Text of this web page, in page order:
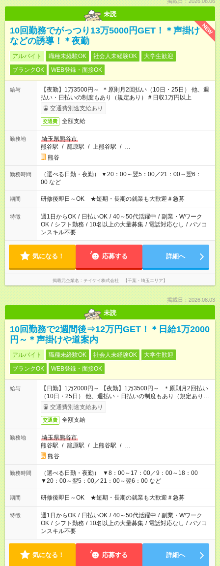
未読
NEW
10回勤務でがっつり13万5000円GET！＊声掛け
などの誘導！＊夜勤
アルバイト 職種未経験OK 社会人未経験OK
大学生歓迎
ブランクOK
WEB登録・面接OK
給与
【夜勤】1万3500円～ ＊原則月2回払い（10日・25日） 他、週
払い・日払いの制度もあり（規定あり）＃日収1万円以上
交通費別途支給あり
交通費 全額支給
勤務地
埼玉県熊谷市
熊谷駅 / 籠原駅 / 上熊谷駅 / …
熊谷
勤務時間
（選べる日勤・夜勤） ▼20：00～翌5：00／21：00～翌6：
00 など
期間 研修後即日～OK ★短期・長期の就業も大歓迎＃急募
特徴 週1日からOK / 日払いOK / 40～50代活躍中 / 副業・Wワーク
OK / シフト勤務 / 10名以上の大量募集 / 電話対応なし / パソコ
ンスキル不要
気になる！ 応募する 詳細へ
掲載元企業名 テイケイ株式会社 【千葉・埼玉エリア】
掲載日：2026.08.03
未読
10回勤務で2週間後⇒12万円GET！＊日給1万2000
円～＊声掛けや道案内
アルバイト 職種未経験OK 社会人未経験OK
大学生歓迎
ブランクOK
WEB登録・面接OK
給与
【日勤】1万2000円～ 【夜勤】1万3500円～ ＊原則月2回払い
（10日・25日） 他、週払い・日払いの制度もあり（規定あり）
＃日収1万円以上
交通費別途支給あり
交通費 全額支給
勤務地
埼玉県熊谷市
熊谷駅 / 籠原駅 / 上熊谷駅 / …
熊谷
勤務時間
（選べる日勤・夜勤） ▼8：00～17：00／9：00～18：00
▼20：00～翌5：00／21：00～翌6：00 など
期間 研修後即日～OK ★短期・長期の就業も大歓迎＃急募
特徴 週1日からOK / 日払いOK / 40～50代活躍中 / 副業・Wワーク
OK / シフト勤務 / 10名以上の大量募集 / 電話対応なし / パソコ
ンスキル不要
気になる！ 応募する 詳細へ